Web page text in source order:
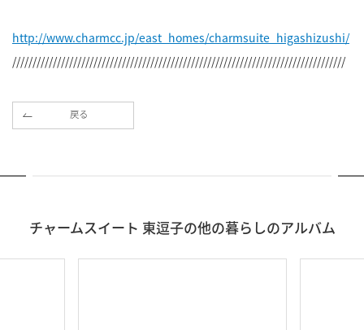
http://www.charmcc.jp/east_homes/charmsuite_higashizushi/
//////////////////////////////////////////////////////////////////////////////////
戻る
チャームスイート 東逗子の他の暮らしのアルバム